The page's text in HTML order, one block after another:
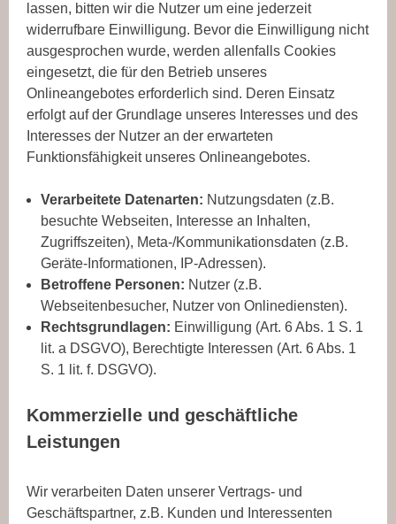
lassen, bitten wir die Nutzer um eine jederzeit
widerrufbare Einwilligung. Bevor die Einwilligung nicht
ausgesprochen wurde, werden allenfalls Cookies
eingesetzt, die für den Betrieb unseres
Onlineangebotes erforderlich sind. Deren Einsatz
erfolgt auf der Grundlage unseres Interesses und des
Interesses der Nutzer an der erwarteten
Funktionsfähigkeit unseres Onlineangebotes.
Verarbeitete Datenarten: Nutzungsdaten (z.B.
besuchte Webseiten, Interesse an Inhalten,
Zugriffszeiten), Meta-/Kommunikationsdaten (z.B.
Geräte-Informationen, IP-Adressen).
Betroffene Personen: Nutzer (z.B.
Webseitenbesucher, Nutzer von Onlinediensten).
Rechtsgrundlagen: Einwilligung (Art. 6 Abs. 1 S. 1
lit. a DSGVO), Berechtigte Interessen (Art. 6 Abs. 1
S. 1 lit. f. DSGVO).
Kommerzielle und geschäftliche
Leistungen
Wir verarbeiten Daten unserer Vertrags- und
Geschäftspartner, z.B. Kunden und Interessenten